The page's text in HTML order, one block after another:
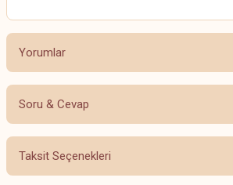
Yorumlar
Bu ürüne ilk yorumu siz
Soru & Cevap
Ürün hakkında henüz soru
Taksit Seçenekleri